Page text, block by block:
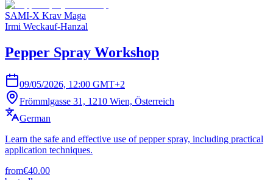
SAMI-X Krav Maga
Irmi Weckauf-Hanzal
Pepper Spray Workshop
09/05/2026, 12:00 GMT+2
Frömmlgasse 31, 1210 Wien, Österreich
German
Learn the safe and effective use of pepper spray, including practical
application techniques.
from€40.00